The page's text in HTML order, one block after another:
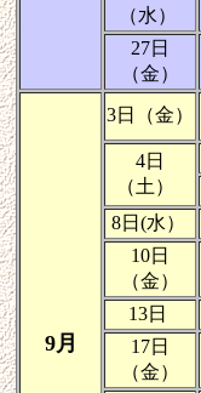
（水）
27日
（金）
9月
3日（金）
4日
（土）
8日(水）
10日
（金）
13日
17日
（金）